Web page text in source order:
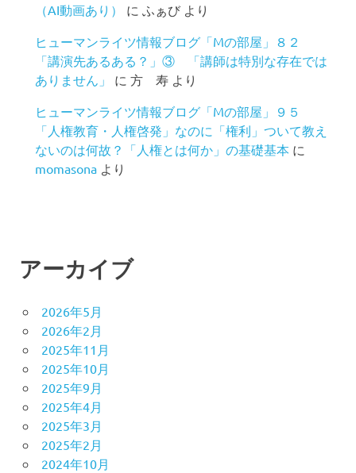
（AI動画あり）
に ふぁび より
ヒューマンライツ情報ブログ「Mの部屋」８２
「講演先あるある？」③ 「講師は特別な存在では
ありません」
に 方 寿 より
ヒューマンライツ情報ブログ「Mの部屋」９５
「人権教育・人権啓発」なのに「権利」ついて教え
ないのは何故？「人権とは何か」の基礎基本 に
momasona より
アーカイブ
2026年5月
2026年2月
2025年11月
2025年10月
2025年9月
2025年4月
2025年3月
2025年2月
2024年10月